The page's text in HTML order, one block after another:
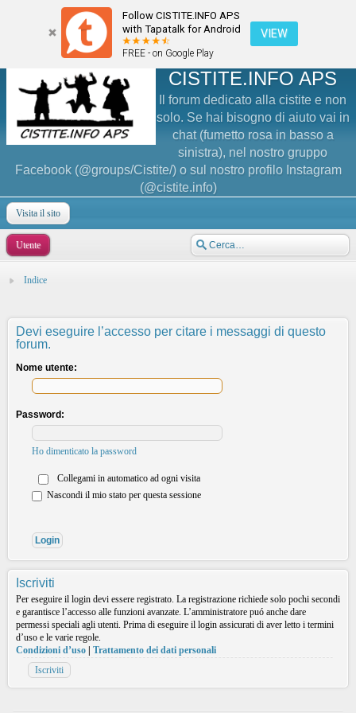
Follow CISTITE.INFO APS
with Tapatalk for Android
FREE - on Google Play
VIEW
CISTITE.INFO APS
Il forum dedicato alla cistite e non
solo. Se hai bisogno di aiuto vai in
chat (fumetto rosa in basso a
sinistra), nel nostro gruppo
Facebook (@groups/Cistite/) o sul nostro profilo Instagram
(@cistite.info)
Visita il sito
Utente
Indice
Devi eseguire l’accesso per citare i messaggi di questo
forum.
Nome utente:
Password:
Ho dimenticato la password
Collegami in automatico ad ogni visita
Nascondi il mio stato per questa sessione
Iscriviti
Per eseguire il login devi essere registrato. La registrazione richiede solo pochi secondi
e garantisce l’accesso alle funzioni avanzate. L’amministratore puó anche dare
permessi speciali agli utenti. Prima di eseguire il login assicurati di aver letto i termini
d’uso e le varie regole.
Condizioni d’uso
Trattamento dei dati personali
Iscriviti